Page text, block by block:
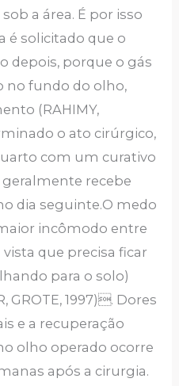
a área. É por isso
é solicitado que o
depois, porque o gás
no fundo do olho,
(RAHIMY,
o ato cirúrgico,
com um curativo
recebe
dia seguinte.O medo
incômodo entre
que precisa ficar
para o solo)
GROTE, 1997). Dores
e a recuperação
olho operado ocorre
após a cirurgia.